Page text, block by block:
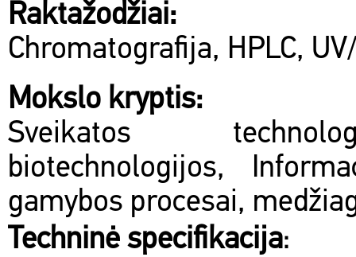
Raktažodžiai:
Chromatografija, HPLC,
Mokslo kryptis:
Sveikatos
biotechnologijos,
gamybos procesai,
Techninė specifikacija: